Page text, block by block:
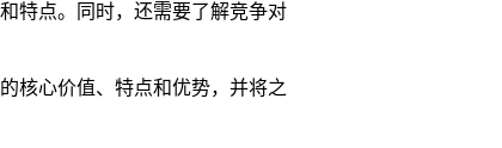
特点。同时，还需要了解竞争对
核心价值、特点和优势，并将之